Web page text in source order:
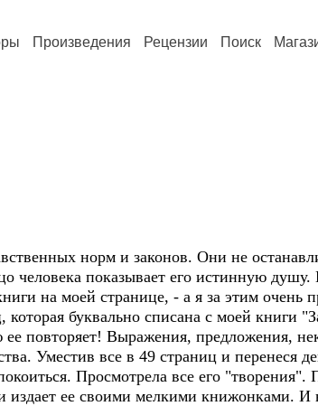
Произведения Рецензии Поиск
норм и законов. Они не
человека показывает его истинную душу.
на моей странице, - а я за этим очень
которая буквально списана с моей книги
повторяет! Выражения, предложения,
Уместив все в 49 страниц и перенеся
Просмотрела все его "творения".
ее своими мелкими книжонками. И